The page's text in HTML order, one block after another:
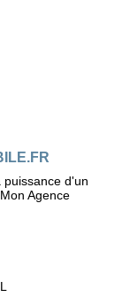
d'un
Agence